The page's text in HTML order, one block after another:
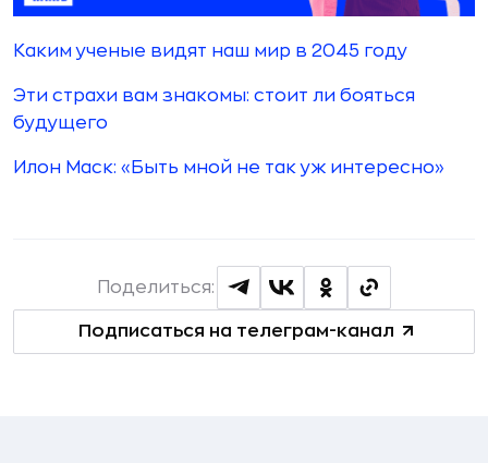
Каким ученые видят наш мир в 2045 году
Эти страхи вам знакомы: стоит ли бояться
будущего
Илон Маск: «Быть мной не так уж интересно»
Подписаться на телеграм-канал
Поделиться: